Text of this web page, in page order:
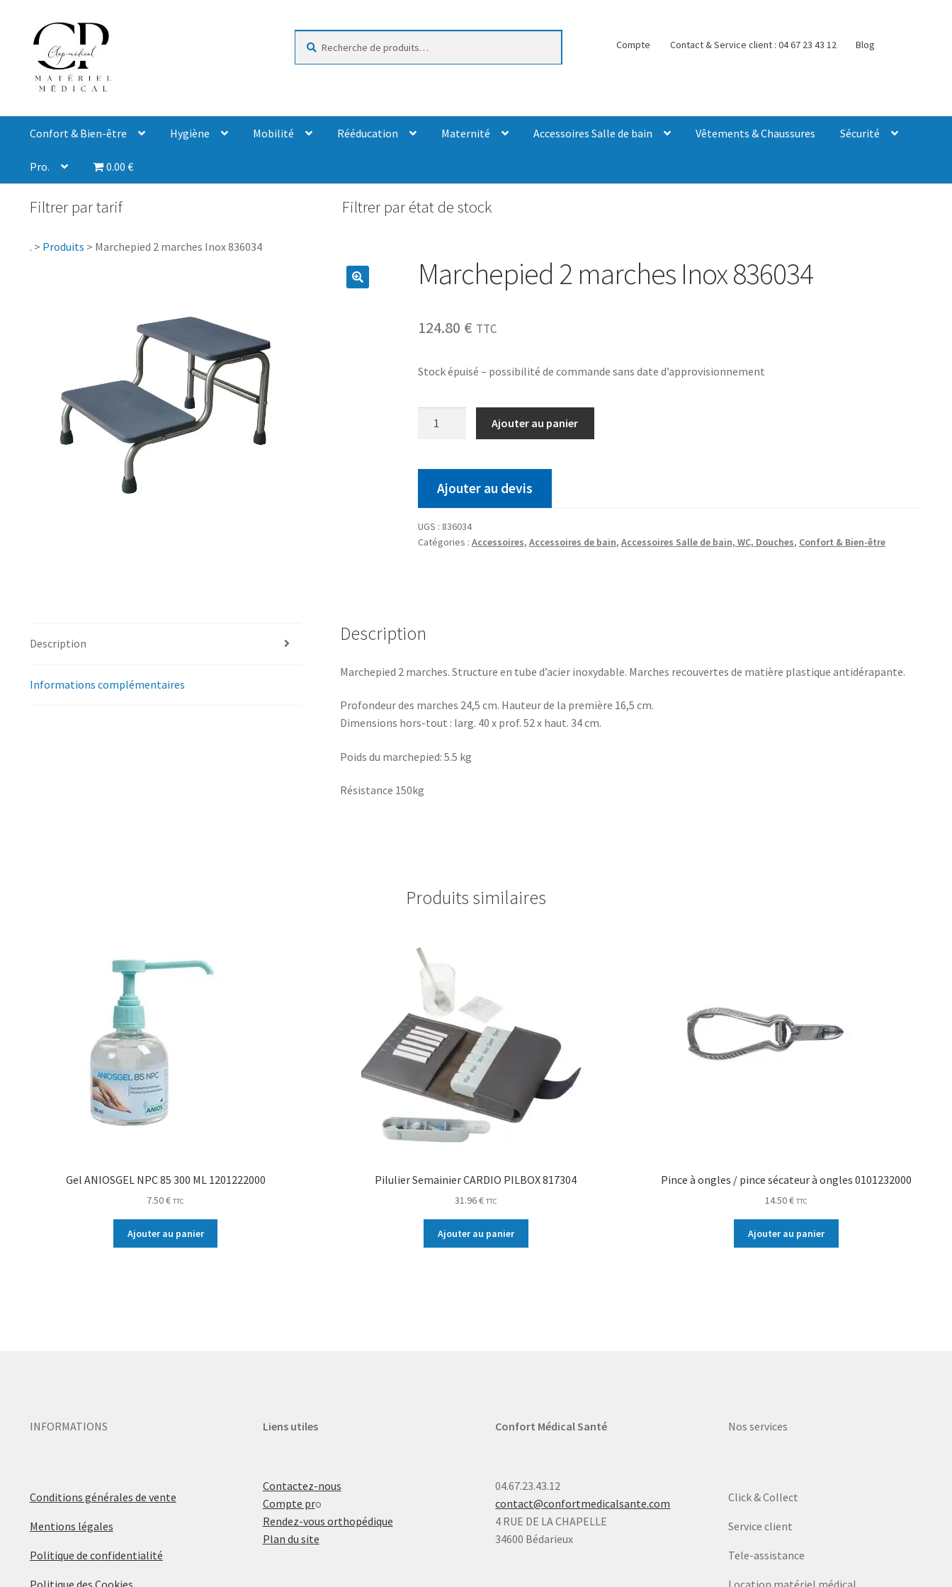
Compte Contact & Service client : 04 67 23 43 12 Blog
Confort & Bien-être Hygiène Mobilité Rééducation Maternité Accessoires Salle de bain Vêtements & Chaussures Sécurité
Pro. 0.00 €
Filtrer par tarif Filtrer par état de stock
. > Produits > Marchepied 2 marches Inox 836034
Marchepied 2 marches Inox 836034
124.80 € TTC
Stock épuisé – possibilité de commande sans date d’approvisionnement
Ajouter au panier
Ajouter au devis
UGS : 836034
Catégories : Accessoires, Accessoires de bain, Accessoires Salle de bain, WC, Douches, Confort & Bien-être
Description
Informations complémentaires
Description
Marchepied 2 marches. Structure en tube d’acier inoxydable. Marches recouvertes de matière plastique antidérapante.
Profondeur des marches 24,5 cm. Hauteur de la première 16,5 cm.
Dimensions hors-tout : larg. 40 x prof. 52 x haut. 34 cm.
Poids du marchepied: 5.5 kg
Résistance 150kg
Produits similaires
Gel ANIOSGEL NPC 85 300 ML 1201222000
7.50€ TTC
Ajouter au panier
Pilulier Semainier CARDIO PILBOX 817304
31.96€ TTC
Ajouter au panier
Pince à ongles / pince sécateur à ongles 0101232000
14.50€ TTC
Ajouter au panier
INFORMATIONS
Conditions générales de vente
Mentions légales
Politique de confidentialité
Politique des Cookies
Liens utiles
Contactez-nous
Compte pro
Rendez-vous orthopédique
Plan du site
Confort Médical Santé
04.67.23.43.12
contact@confortmedicalsante.com
4 RUE DE LA CHAPELLE
34600 Bédarieux
Nos services
Click & Collect
Service client
Tele-assistance
Location matériel médical